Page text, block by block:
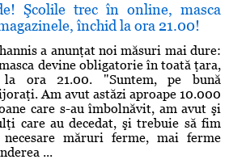
Şcolile trec în online, masca
închid la ora 21.00!
a anunţat noi măsuri mai dure:
devine obligatorie în toată ţara,
la ora 21.00. "Suntem, pe bună
Am avut astăzi aproape 10.000
care s-au îmbolnăvit, am avut şi
care au decedat, şi trebuie să fim
măruri ferme, mai ferme
...